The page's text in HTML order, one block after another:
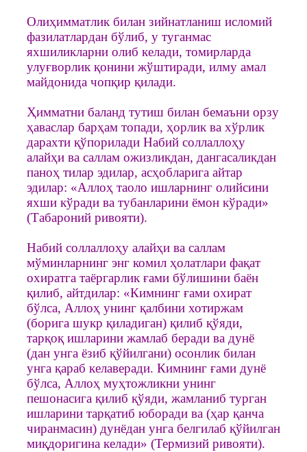
Олиҳимматлик билан зийнатланиш исломий
фазилатлардан бўлиб, у туганмас
яхшиликларни олиб келади, томирларда
улуғворлик қонини жўштиради, илму амал
майдонида чопқир қилади.
Ҳимматни баланд тутиш билан бемаъни орзу
ҳаваслар барҳам топади, ҳорлик ва хўрлик
дарахти қўпорилади Набий соллаллоҳу
алайҳи ва саллам ожизликдан, дангасаликдан
паноҳ тилар эдилар, асҳобларига айтар
эдилар: «Аллоҳ таоло ишларнинг олийсини
яхши кўради ва тубанларини ёмон кўради»
(Табароний ривояти).
Набий соллаллоҳу алайҳи ва саллам
мўминларнинг энг комил ҳолатлари фақат
охиратга таёргарлик ғами бўлишини баён
қилиб, айтдилар: «Кимнинг ғами охират
бўлса, Аллоҳ унинг қалбини хотиржам
(борига шукр қиладиган) қилиб қўяди,
тарқоқ ишларини жамлаб беради ва дунё
(дан унга ёзиб қўйилгани) осонлик билан
унга қараб келаверади. Кимнинг ғами дунё
бўлса, Аллоҳ муҳтожликни унинг
пешонасига қилиб қўяди, жамланиб турган
ишларини тарқатиб юборади ва (ҳар қанча
чиранмасин) дунёдан унга белгилаб қўйилган
миқдоригина келади» (Термизий ривояти).